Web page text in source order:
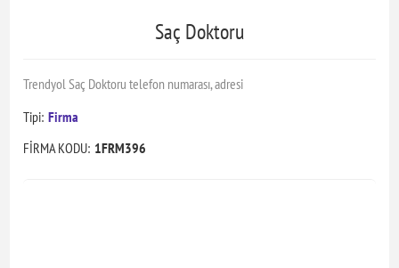
Saç Doktoru
Trendyol Saç Doktoru telefon numarası, adresi
Tipi: Firma
FİRMA KODU: 1FRM396